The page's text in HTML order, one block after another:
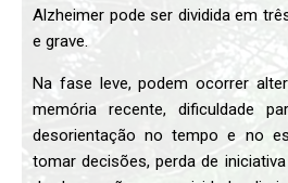
Alzheimer pode ser dividida em
e grave.
Na fase leve, podem ocorrer
memória recente, dificuldade
desorientação no tempo e no
tomar decisões, perda de